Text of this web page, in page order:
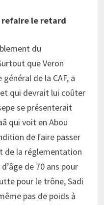
refaire le retard
du
que Veron
de la CAF, a
qui devrait lui coûter
se présenterait
qui voit en Abou
de faire passer
de la réglementation
de 70 ans pour
pour le trône, Sadi
pas de poids à